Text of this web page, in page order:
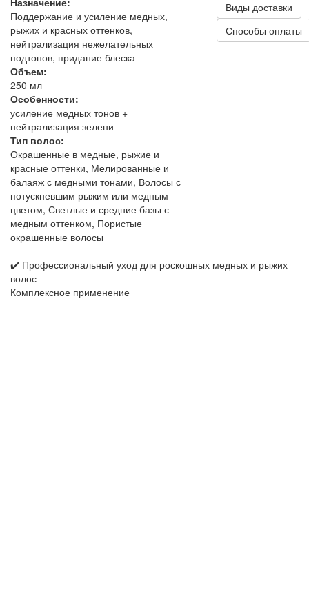
Поддержание и усиление медных,
рыжих и красных оттенков,
нейтрализация нежелательных
подтонов, придание блеска
Объем:
250 мл
Особенности:
усиление медных тонов +
нейтрализация зелени
Тип волос:
Окрашенные в медные, рыжие и
красные оттенки, Мелированные и
балаяж с медными тонами, Волосы с
потускневшим рыжим или медным
цветом, Светлые и средние базы с
медным оттенком, Пористые
окрашенные волосы
Виды доставки
Способы оплаты
✔️ Профессиональный уход для роскошных медных и рыжих
волос
Комплексное применение